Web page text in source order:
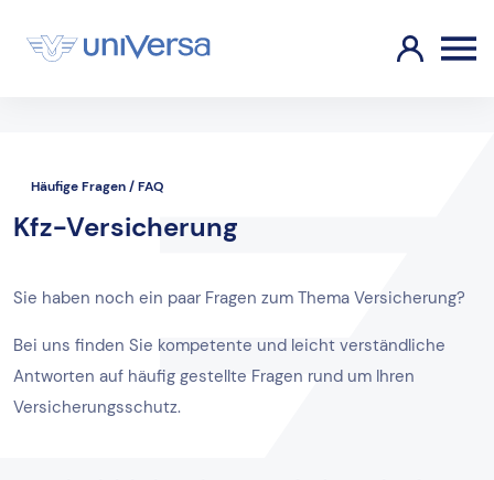
Häufige Fragen / FAQ
Kfz-Versicherung
Sie haben noch ein paar Fragen zum Thema Versicherung?
Bei uns finden Sie kompetente und leicht verständliche
Antworten auf häufig gestellte Fragen rund um Ihren
Versicherungsschutz.